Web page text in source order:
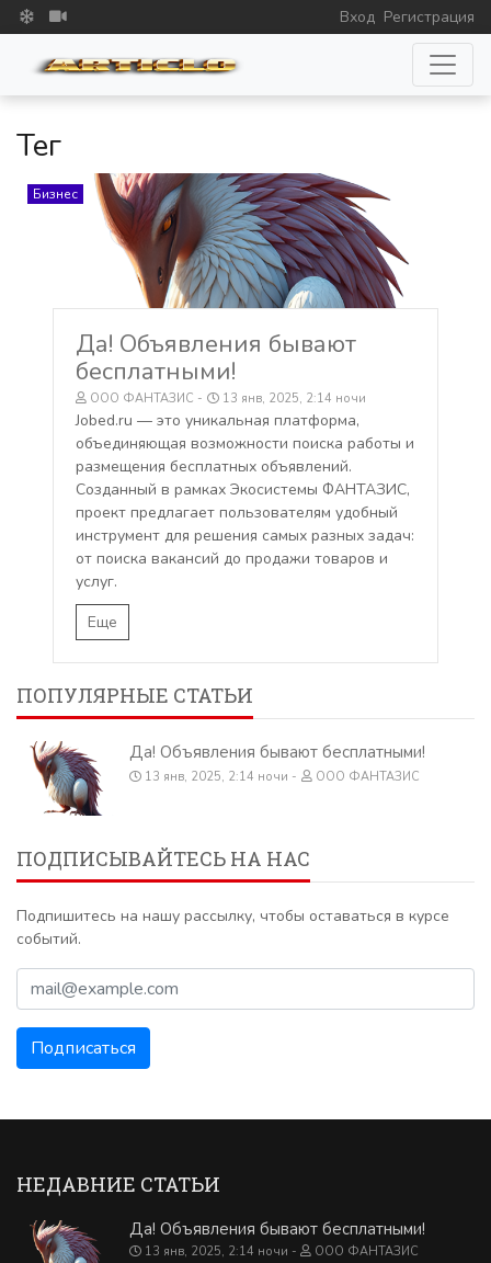
Вход Регистрация
Тег
Бизнес
Да! Объявления бывают
бесплатными!
ООО ФАНТАЗИС 13 янв, 2025, 2:14 ночи
Jobed.ru — это уникальная платформа,
объединяющая возможности поиска работы и
размещения бесплатных объявлений.
Созданный в рамках Экосистемы ФАНТАЗИС,
проект предлагает пользователям удобный
инструмент для решения самых разных задач:
от поиска вакансий до продажи товаров и
услуг.
Еще
ПОПУЛЯРНЫЕ СТАТЬИ
Да! Объявления бывают бесплатными!
13 янв, 2025, 2:14 ночи ООО ФАНТАЗИС
ПОДПИСЫВАЙТЕСЬ НА НАС
Подпишитесь на нашу рассылку, чтобы оставаться в курсе
событий.
НЕДАВНИЕ СТАТЬИ
Да! Объявления бывают бесплатными!
13 янв, 2025, 2:14 ночи ООО ФАНТАЗИС